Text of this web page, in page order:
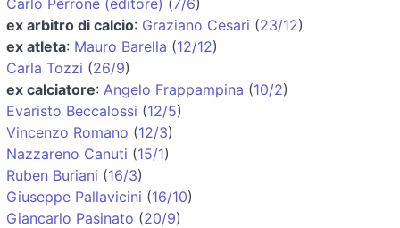
ex arbitro di calcio: Graziano Cesari (23/12)
ex atleta: Mauro Barella (12/12)
Carla Tozzi (26/9)
ex calciatore: Angelo Frappampina (10/2)
Evaristo Beccalossi (12/5)
Vincenzo Romano (12/3)
Nazzareno Canuti (15/1)
Ruben Buriani (16/3)
Giuseppe Pallavicini (16/10)
Giancarlo Pasinato (20/9)